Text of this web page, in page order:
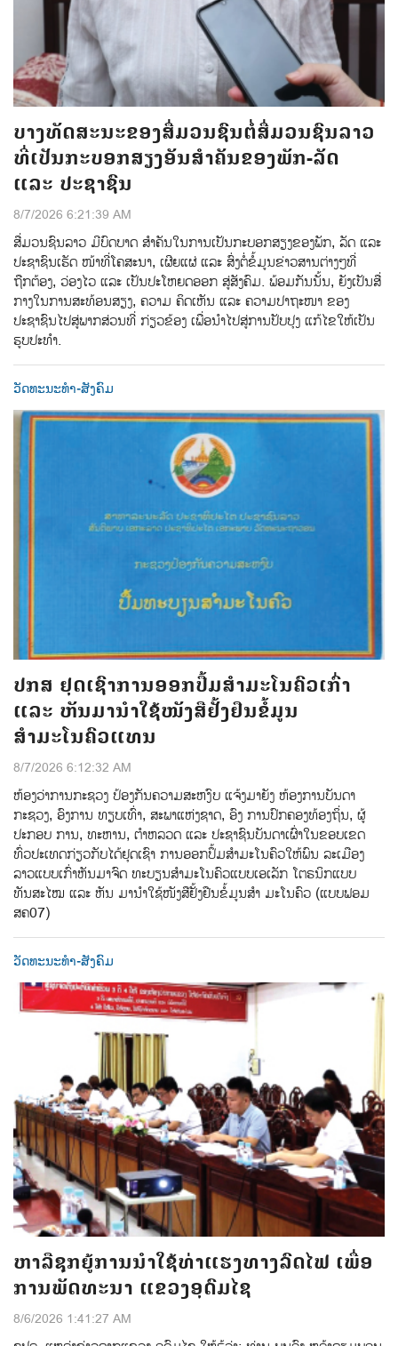
ບາງທັດສະນະຂອງສື່ມວນຊົນຕໍ່ສື່ມວນຊົນລາວ
ທີ່ເປັນກະບອກສຽງອັນສຳຄັນຂອງພັກ-ລັດ
ແລະ ປະຊາຊົນ
8/7/2026 6:21:39 AM
ສື່ມວນຊົນລາວ ມີບົດບາດ ສຳຄັນໃນການເປັນກະບອກສຽງຂອງພັກ, ລັດ ແລະ
ປະຊາຊົນເຮັດ ໜ້າທີ່ໂຄສະນາ, ເຜີຍແຜ່ ແລະ ສົ່ງຕໍ່ຂໍ້ມູນຂ່າວສານຕ່າງໆທີ່
ຖືກຕ້ອງ, ວ່ອງໄວ ແລະ ເປັນປະໂຫຍດອອກ ສູ່ສັງຄົມ. ພ້ອມກັນນັ້ນ, ຍັງເປັນສື່
ກາງໃນການສະທ້ອນສຽງ, ຄວາມ ຄິດເຫັນ ແລະ ຄວາມປາຖະໜາ ຂອງ
ປະຊາຊົນໄປສູ່ພາກສ່ວນທີ່ ກ່ຽວຂ້ອງ ເພື່ອນຳໄປສູ່ການປັບປຸງ ແກ້ໄຂໃຫ້ເປັນ
ຮູບປະທຳ.
ວັດທະນະທຳ-ສັງຄົມ
ປກສ ຢຸດເຊົາການອອກປື້ມສຳມະໂນຄົວເກົ່າ
ແລະ ຫັນມານຳໃຊ້ໜັງສືຢັ້ງຢືນຂໍ້ມູນ
ສຳມະໂນຄົວແທນ
8/7/2026 6:12:32 AM
ຫ້ອງວ່າການກະຊວງ ປ້ອງກັນຄວາມສະຫງົບ ແຈ້ງມາຍັງ ຫ້ອງການບັນດາ
ກະຊວງ, ອົງການ ທຽບເທົ່າ, ສະພາແຫ່ງຊາດ, ອົງ ການປົກຄອງທ້ອງຖິ່ນ, ຜູ້
ປະກອບ ການ, ທະຫານ, ຕຳຫລວດ ແລະ ປະຊາຊົນບັນດາເຜົ່າໃນຂອບເຂດ
ທົ່ວປະເທດກ່ຽວກັບໄດ້ຢຸດເຊົາ ການອອກປຶ້ມສຳມະໂນຄົວໃຫ້ພົນ ລະເມືອງ
ລາວແບບເກົ່າຫັນມາຈົດ ທະບຽນສໍາມະໂນຄົວແບບເອເລັກ ໂຕຣນິກແບບ
ທັນສະໄໝ ແລະ ຫັນ ມານຳໃຊ້ໜັງສືຢັ້ງຢືນຂໍ້ມູນສໍາ ມະໂນຄົວ (ແບບຟອມ
ສຄ07)
ວັດທະນະທຳ-ສັງຄົມ
ຫາລືຊຸກຍູ້ການນຳໃຊ້ທ່າແຮງທາງລົດໄຟ ເພື່ອ
ການພັດທະນາ ແຂວງອຸດົມໄຊ
8/6/2026 1:41:27 AM